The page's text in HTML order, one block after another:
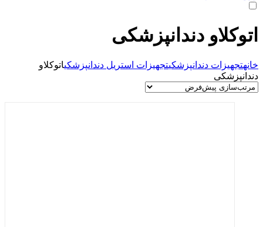
اتوکلاو دندانپزشکی
خانهتجهیزات دندانپزشکیتجهیزات استریل دندانپزشکیاتوکلاو
دندانپزشکی